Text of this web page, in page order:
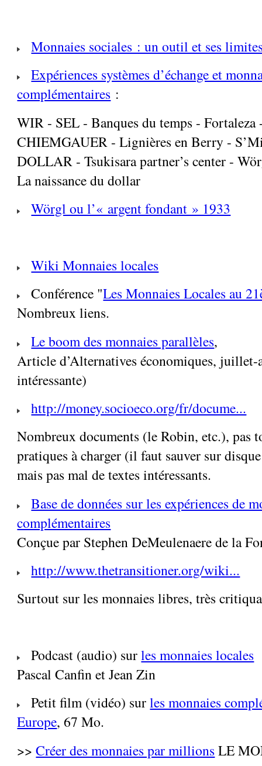
Monnaies sociales : un outil et ses
Expériences systèmes d’échange et
complémentaires :
WIR - SEL - Banques du temps - Fortaleza
CHIEMGAUER - Lignières en Berry -
DOLLAR - Tsukisara partner’s center -
La naissance du dollar
Wörgl ou l’« argent fondant » 1933
Wiki Monnaies locales
Conférence "Les Monnaies Locales au
Nombreux liens.
Le boom des monnaies parallèles,
Article d’Alternatives économiques, juillet-
intéressante)
http://money.socioeco.org/fr/docume...
Nombreux documents (le Robin, etc.), pas
pratiques à charger (il faut sauver sur
mais pas mal de textes intéressants.
Base de données sur les expériences de
complémentaires
Conçue par Stephen DeMeulenaere de la
http://www.thetransitioner.org/wiki...
Surtout sur les monnaies libres, très
Podcast (audio) surles monnaies locales
Pascal Canfin et Jean Zin
Petit film (vidéo) surles monnaies
Europe, 67 Mo.
>>Créer des monnaies par millions LE